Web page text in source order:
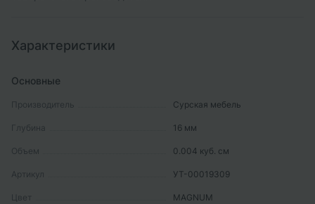
Характеристики
Основные
Производитель Сурская мебель
Глубина 16 мм
Объем 0.004 куб. см
Артикул УТ-00019309
Цвет MAGNUM